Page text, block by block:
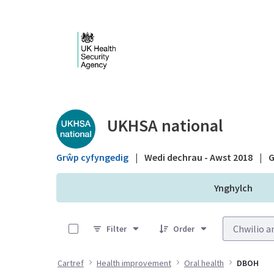
Public library -
UKHSA national
Grŵp cyfyngedig | Wedi dechrau - Awst 2018 |
Ynghylch
Filter
Order
Cartref Health improvement Oral health DBOH